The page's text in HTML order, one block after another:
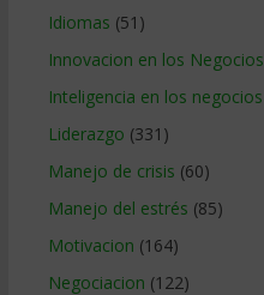
Idiomas (51)
Innovacion en los Negocios
Inteligencia en los negocios
Liderazgo (331)
Manejo de crisis (60)
Manejo del estrés (85)
Motivacion (164)
Negociacion (122)